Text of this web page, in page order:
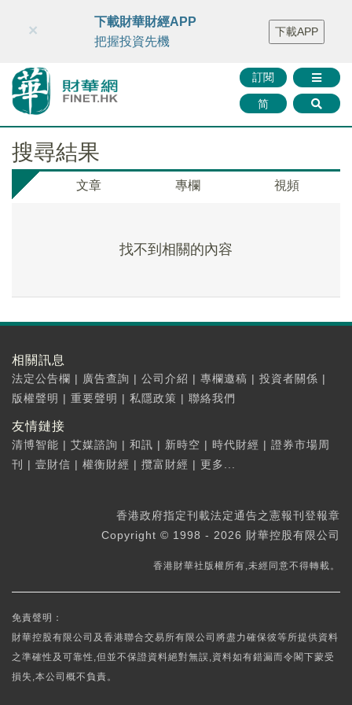
財華智庫網 FINTV FINMETA 財華證券 媒體矩陣
智庫沙龍
聯絡我們
訂閱
简
×
下載財華財經APP
把握投資先機
下載APP
搜尋結果
文章 專欄 視頻
找不到相關的內容
相關訊息
法定公告欄 | 廣告查詢 | 公司介紹 | 專欄邀稿 | 投資者關係 |
版權聲明 | 重要聲明 | 私隱政策 | 聯絡我們
友情鏈接
清博智能 | 艾媒諮詢 | 和訊 | 新時空 | 時代財經 | 證券市場周
刊
| 壹財信 | 權衡財經 | 攬富財經 | 更多...
香港政府指定刊載法定通告之憲報刊登報章
Copyright © 1998 - 2026 財華控股有限公司
香港財華社版權所有,未經同意不得轉載。
免責聲明：
財華控股有限公司及香港聯合交易所有限公司將盡力確保彼等所提供資料
之準確性及可靠性,但並不保證資料絕對無誤,資料如有錯漏而令閣下蒙受
損失,本公司概不負責。